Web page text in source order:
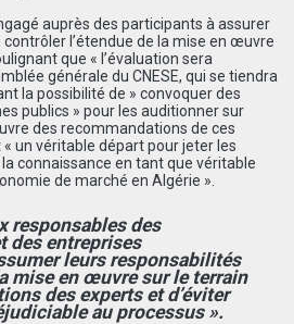
auprès des participants à assurer
contrôler l’étendue de la mise en œuvre
que « l’évaluation sera
générale du CNESE, qui se tiendra
la possibilité de » convoquer des
publics » pour les auditionner sur
des recommandations de ces
« un véritable départ pour jeter les
connaissance en tant que véritable
de marché en Algérie ».
responsables des
des entreprises
leurs responsabilités
mise en œuvre sur le terrain
des experts et d’éviter
au processus ».